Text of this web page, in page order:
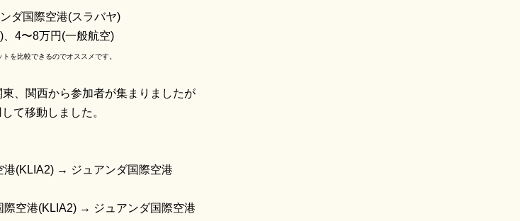
ダ国際空港(スラバヤ)
4〜8万円(一般航空)
を比較できるのでオススメです。
、関西から参加者が集まりましたが
て移動しました。
(KLIA2) → ジュアンダ国際空港
空港(KLIA2) → ジュアンダ国際空港